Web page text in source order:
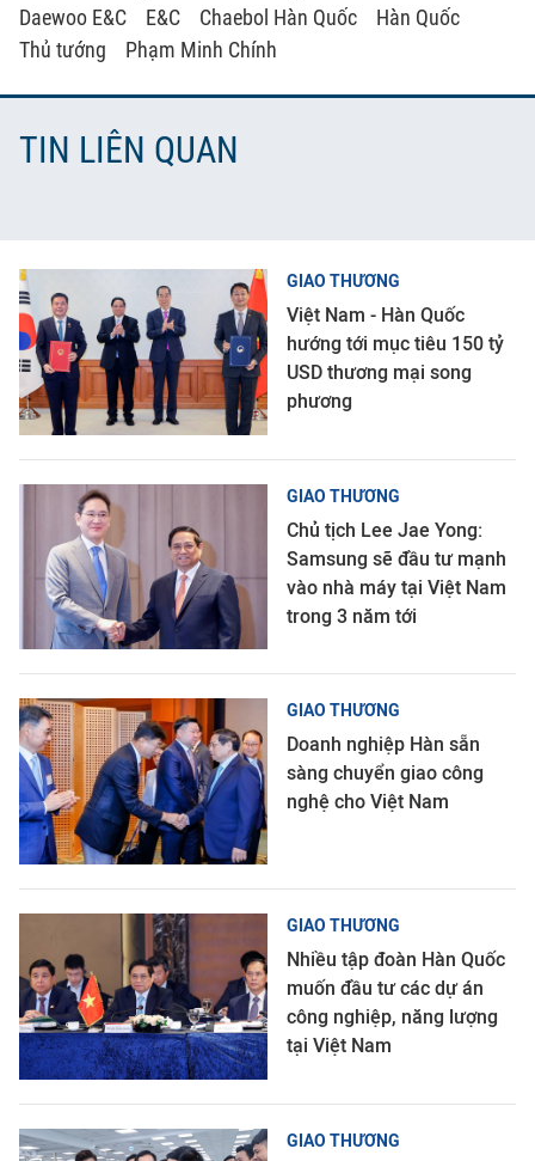
Daewoo E&C
E&C Chaebol Hàn Quốc
Hàn Quốc
Thủ tướng
Phạm Minh Chính
TIN LIÊN QUAN
GIAO THƯƠNG
Việt Nam - Hàn Quốc
hướng tới mục tiêu 150 tỷ
USD thương mại song
phương
GIAO THƯƠNG
Chủ tịch Lee Jae Yong:
Samsung sẽ đầu tư mạnh
vào nhà máy tại Việt Nam
trong 3 năm tới
GIAO THƯƠNG
Doanh nghiệp Hàn sẵn
sàng chuyển giao công
nghệ cho Việt Nam
GIAO THƯƠNG
Nhiều tập đoàn Hàn Quốc
muốn đầu tư các dự án
công nghiệp, năng lượng
tại Việt Nam
GIAO THƯƠNG